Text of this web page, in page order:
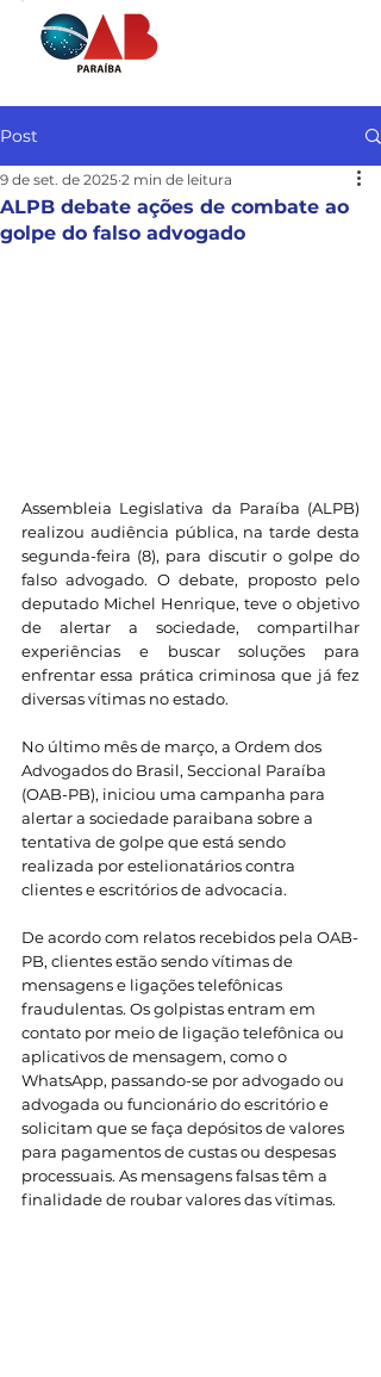
Post
ALPB debate ações de combate ao
golpe do falso advogado
9 de set. de 2025 2 min de leitura
Assembleia Legislativa da Paraíba (ALPB)
realizou audiência pública, na tarde desta
segunda-feira (8), para discutir o golpe do
falso advogado. O debate, proposto pelo
deputado Michel Henrique, teve o objetivo
de alertar a sociedade, compartilhar
experiências e buscar soluções para
enfrentar essa prática criminosa que já fez
diversas vítimas no estado.
No último mês de março, a Ordem dos
Advogados do Brasil, Seccional Paraíba
(OAB-PB), iniciou uma campanha para
alertar a sociedade paraibana sobre a
tentativa de golpe que está sendo
realizada por estelionatários contra
clientes e escritórios de advocacia.
De acordo com relatos recebidos pela OAB-
PB, clientes estão sendo vítimas de
mensagens e ligações telefônicas
fraudulentas. Os golpistas entram em
contato por meio de ligação telefônica ou
aplicativos de mensagem, como o
WhatsApp, passando-se por advogado ou
advogada ou funcionário do escritório e
solicitam que se faça depósitos de valores
para pagamentos de custas ou despesas
processuais. As mensagens falsas têm a
finalidade de roubar valores das vítimas.